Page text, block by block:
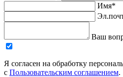
Имя*
Ваш
Я согласен на обработку
с Пользовательским соглашением.